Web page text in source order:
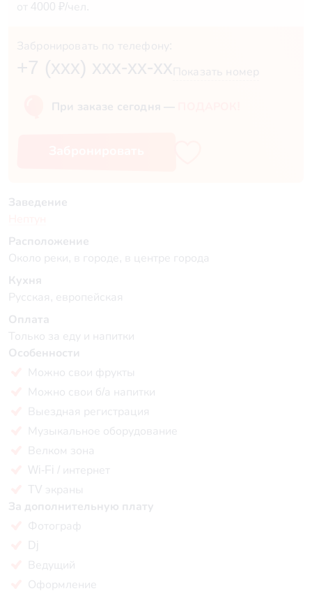
от 4000 ₽/чел.
Забронировать по телефону:
+7 (xxx) xxx-xx-xx Показать номер
При заказе сегодня —
Заведение
Расположение
Около реки, в городе, в центре города
Кухня
Русская, европейская
Оплата
Только за еду и напитки
Особенности
Можно свои фрукты
Можно свои б/а напитки
Выездная регистрация
Музыкальное оборудование
Велком зона
Wi-Fi / интернет
TV экраны
За дополнительную плату
Фотограф
Dj
Ведущий
Оформление